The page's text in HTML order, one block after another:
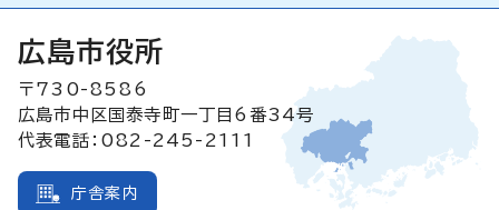
広島市役所
〒730-8586
広島市中区国泰寺町一丁目6番34号
代表電話：082-245-2111
庁舎案内